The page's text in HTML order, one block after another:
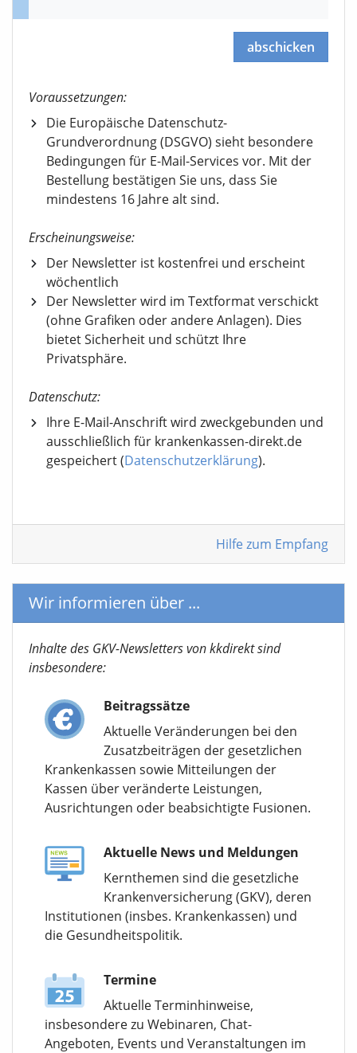
abschicken
Voraussetzungen:
Die Europäische Datenschutz-
Grundverordnung (DSGVO) sieht besondere
Bedingungen für E-Mail-Services vor. Mit der
Bestellung bestätigen Sie uns, dass Sie
mindestens 16 Jahre alt sind.
Erscheinungsweise:
Der Newsletter ist kostenfrei und erscheint
wöchentlich
Der Newsletter wird im Textformat verschickt
(ohne Grafiken oder andere Anlagen). Dies
bietet Sicherheit und schützt Ihre
Privatsphäre.
Datenschutz:
Ihre E-Mail-Anschrift wird zweckgebunden und
ausschließlich für krankenkassen-direkt.de
gespeichert (Datenschutzerklärung).
Hilfe zum Empfang
Wir informieren über ...
Inhalte des GKV-Newsletters von kkdirekt sind
insbesondere:
Beitragssätze
Aktuelle Veränderungen bei den
Zusatzbeiträgen der gesetzlichen
Krankenkassen sowie Mitteilungen der
Kassen über veränderte Leistungen,
Ausrichtungen oder beabsichtigte Fusionen.
Aktuelle News und Meldungen
Kernthemen sind die gesetzliche
Krankenversicherung (GKV), deren
Institutionen (insbes. Krankenkassen) und
die Gesundheitspolitik.
Termine
Aktuelle Terminhinweise,
insbesondere zu Webinaren, Chat-
Angeboten, Events und Veranstaltungen im